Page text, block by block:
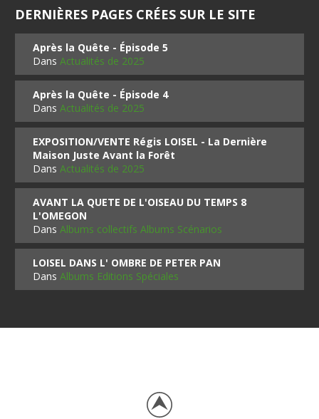
DERNIÈRES PAGES CRÉES SUR LE SITE
Après la Quête - Épisode 5
DansActualités de 2025
Après la Quête - Épisode 4
DansActualités de 2025
EXPOSITION/VENTE Régis LOISEL - La Dernière
Maison Juste Avant la Forêt
DansActualités de 2025
AVANT LA QUETE DE L'OISEAU DU TEMPS 8
L'OMEGON
DansAlbums collectifs Albums Scénarios
LOISEL DANS L' OMBRE DE PETER PAN
DansAlbums Editions Spéciales